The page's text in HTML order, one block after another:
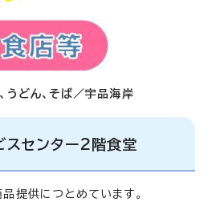
うどん、そば／宇品海岸
センター2階食堂
提供につとめています。